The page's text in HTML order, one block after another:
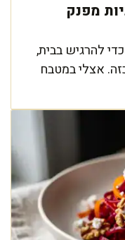
מפנק
להרגיש בבית,
אצלי במטבח